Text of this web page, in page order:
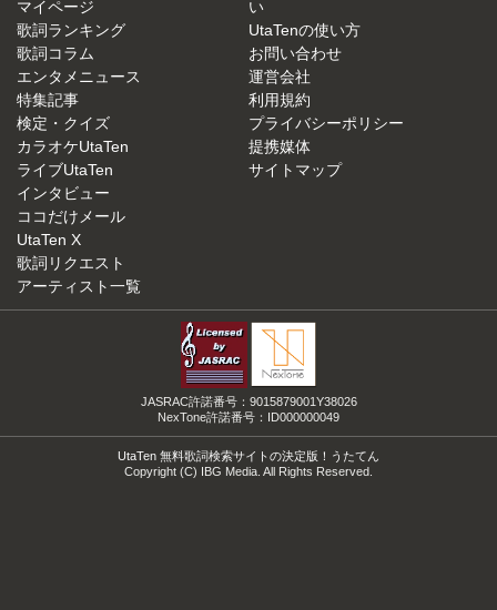
マイページ
歌詞ランキング
歌詞コラム
エンタメニュース
特集記事
検定・クイズ
カラオケUtaTen
ライブUtaTen
インタビュー
ココだけメール
UtaTen X
歌詞リクエスト
アーティスト一覧
い
UtaTenの使い方
お問い合わせ
運営会社
利用規約
プライバシーポリシー
提携媒体
サイトマップ
JASRAC許諾番号：9015879001Y38026
NexTone許諾番号：ID000000049
UtaTen 無料歌詞検索サイトの決定版！うたてん
Copyright (C) IBG Media. All Rights Reserved.